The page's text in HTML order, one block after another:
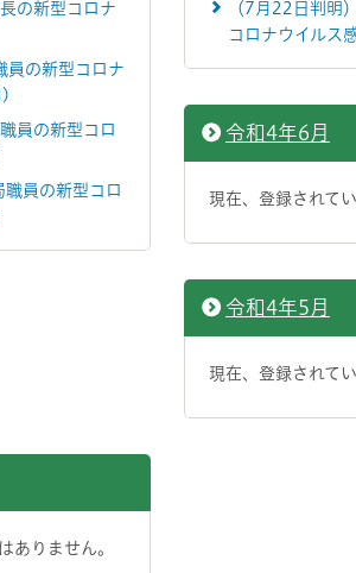
の新型コロナ
員の新型コロナ
員の新型コロ
職員の新型コロ
（7月22日判明
コロナウイルス
令和4年6月
現在、登録されて
令和4年5月
現在、登録されて
ありません。